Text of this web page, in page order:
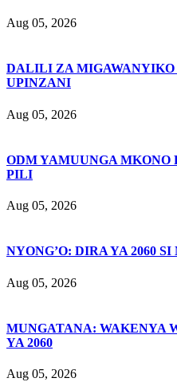
Aug 05, 2026
DALILI ZA
UPINZANI
Aug 05, 2026
ODM YAMUUNGA MKONO
PILI
Aug 05, 2026
NYONG’O: DIRA YA 2060
Aug 05, 2026
MUNGATANA: WAKENYA
YA 2060
Aug 05, 2026